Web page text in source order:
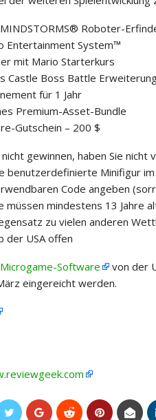
Roboter-
Entertainment System™
mit Mario Starterkurs
Castle Boss Battle
für 1 Jahr
Premium-Asset-Bundle
Gutschein – 200 $
gewinnen, haben Sie nicht
benutzerdefinierte Minifigur
Code angeben
müssen mindestens 13 Jahre
zu vielen anderen
der USA offen
Software
von der
eingereicht werden.